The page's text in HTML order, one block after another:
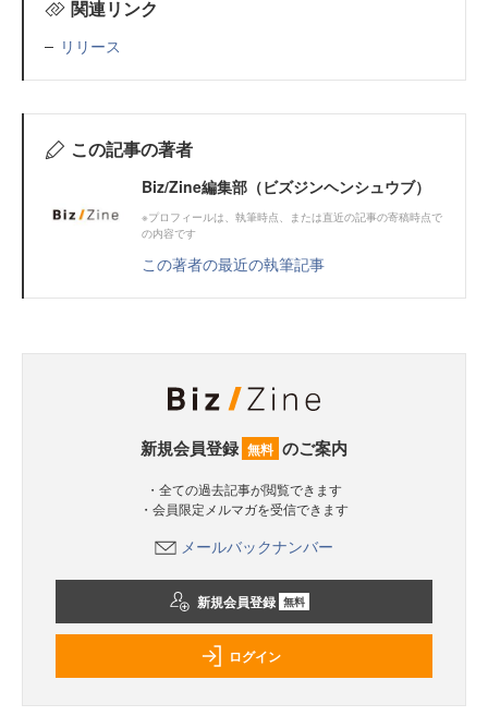
関連リンク
リリース
この記事の著者
Biz/Zine編集部（ビズジンヘンシュウブ）
※プロフィールは、執筆時点、または直近の記事の寄稿時点で
の内容です
この著者の最近の執筆記事
新規会員登録 無料 のご案内
・全ての過去記事が閲覧できます
・会員限定メルマガを受信できます
メールバックナンバー
新規会員登録 無料
ログイン